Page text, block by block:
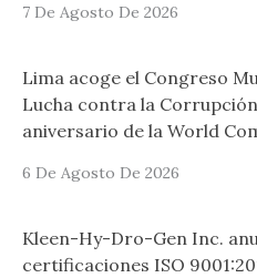
7 De Agosto De 2026
Lima acoge el Congreso
Lucha contra la
aniversario de la World
6 De Agosto De 2026
Kleen-Hy-Dro-Gen Inc.
certificaciones ISO